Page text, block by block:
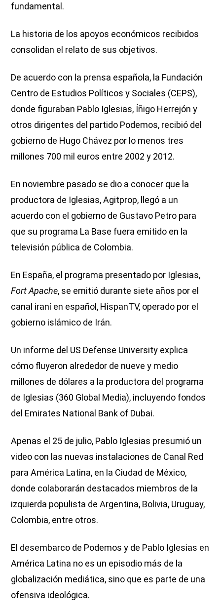
fundamental.
La historia de los apoyos económicos recibidos
consolidan el relato de sus objetivos.
De acuerdo con la prensa española, la Fundación
Centro de Estudios Políticos y Sociales (CEPS),
donde figuraban Pablo Iglesias, Íñigo Herrejón y
otros dirigentes del partido Podemos, recibió del
gobierno de Hugo Chávez por lo menos tres
millones 700 mil euros entre 2002 y 2012.
En noviembre pasado se dio a conocer que la
productora de Iglesias, Agitprop, llegó a un
acuerdo con el gobierno de Gustavo Petro para
que su programa La Base fuera emitido en la
televisión pública de Colombia.
En España, el programa presentado por Iglesias,
Fort Apache, se emitió durante siete años por el
canal iraní en español, HispanTV, operado por el
gobierno islámico de Irán.
Un informe del US Defense University explica
cómo fluyeron alrededor de nueve y medio
millones de dólares a la productora del programa
de Iglesias (360 Global Media), incluyendo fondos
del Emirates National Bank of Dubai.
Apenas el 25 de julio, Pablo Iglesias presumió un
video con las nuevas instalaciones de Canal Red
para América Latina, en la Ciudad de México,
donde colaborarán destacados miembros de la
izquierda populista de Argentina, Bolivia, Uruguay,
Colombia, entre otros.
El desembarco de Podemos y de Pablo Iglesias en
América Latina no es un episodio más de la
globalización mediática, sino que es parte de una
ofensiva ideológica.